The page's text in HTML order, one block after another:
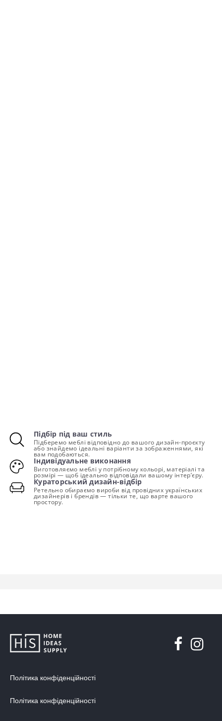
Підбір під ваш стиль
Підберемо меблі відповідно до вашого дизайн-проєкту
або знайдемо ідеальні варіанти за зображеннями, які
вам подобаються.
Індивідуальне виконання
Виготовляємо меблі у потрібному кольорі, матеріалі та
розмірі — щоб ідеально відповідали вашому інтер’єру.
Кураторський дизайн-відбір
Ретельно обираємо вироби від провідних українських
дизайнерів і брендів — тільки те, що варте вашого
простору.
Політика конфіденційності
Політика конфіденційності